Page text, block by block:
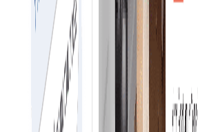
Bergabunglah dengan Jaringan
Pengalaman yang lancar untuk
commerce